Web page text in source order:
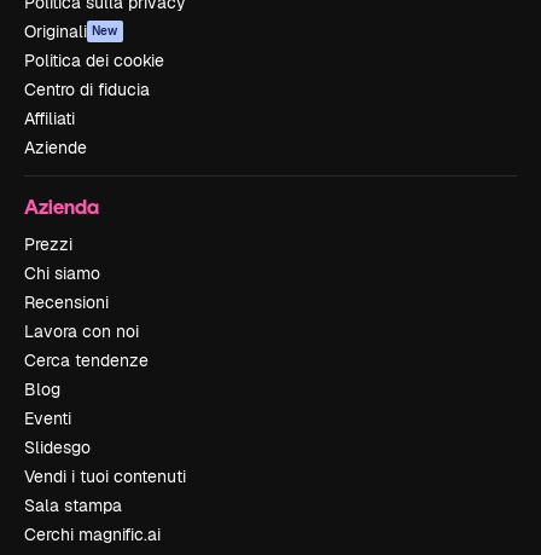
Originali New
Politica dei cookie
Centro di fiducia
Affiliati
Aziende
Azienda
Prezzi
Chi siamo
Recensioni
Lavora con noi
Cerca tendenze
Blog
Eventi
Slidesgo
Vendi i tuoi contenuti
Sala stampa
Cerchi magnific.ai